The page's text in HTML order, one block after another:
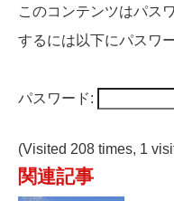
このコンテンツはパス
するには以下にパスワ
パスワード:
(Visited 208 times, 1
関連記事